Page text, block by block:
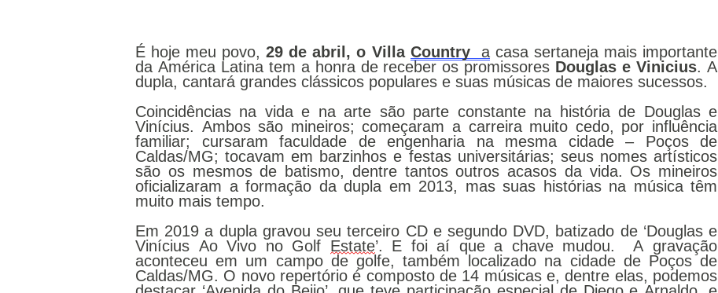
É hoje meu povo, 29 de abril, o Villa Country a casa sertaneja mais importante
da América Latina tem a honra de receber os promissores Douglas e Vinicius
dupla, cantará grandes clássicos populares e suas músicas de maiores sucessos.
Coincidências na vida e na arte são parte constante na história de Douglas e
Vinícius. Ambos são mineiros; começaram a carreira muito cedo, por influência
familiar; cursaram faculdade de engenharia na mesma cidade – Poços de
Caldas/MG; tocavam em barzinhos e festas universitárias; seus nomes artísticos
são os mesmos de batismo, dentre tantos outros acasos da vida. Os mineiros
oficializaram a formação da dupla em 2013, mas suas histórias na música têm
muito mais tempo.
Em 2019 a dupla gravou seu terceiro CD e segundo DVD, batizado de ‘Douglas e
Vinícius Ao Vivo no Golf Estate’. E foi aí que a chave mudou.  A gravação
aconteceu em um campo de golfe, também localizado na cidade de Poços de
Caldas/MG. O novo repertório é composto de 14 músicas e, dentre elas, podemos